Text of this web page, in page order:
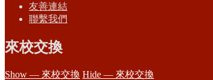
友善連結
聯繫我們
來校交換
Show — 來校交換 Hide — 來校交換